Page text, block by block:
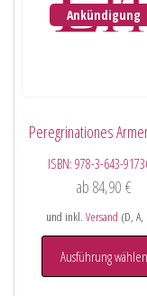
Ankündigung
Peregrinationes
ISBN:978-3-643-
ab 84,90€
und inkl.Versand (D, A,
Ausführung wählen